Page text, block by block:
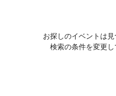
お探しのイベントは見
検索の条件を変更し